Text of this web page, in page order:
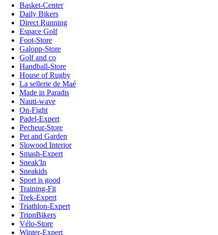
Basket-Center
Daily Bikers
Direct Running
Espace Golf
Foot-Store
Galopp-Store
Golf and co
Handball-Store
House of Rugby
La sellerie de Maé
Made in Paradis
Nauti-wave
On-Fight
Padel-Expert
Pecheur-Store
Pet and Garden
Slowood Interior
Smash-Expert
Sneak'In
Sneakids
Sport is good
Training-Fit
Trek-Expert
Triathlon-Expert
TripnBikers
Vélo-Store
Winter-Expert